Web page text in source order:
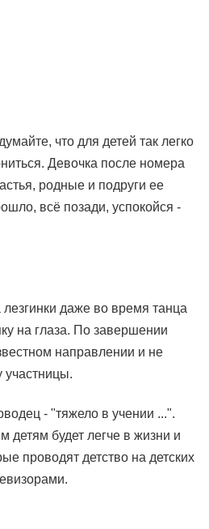
что для детей так легко
Девочка после номера
родные и подруги ее
всё позади, успокойся -
даже во время танца
на глаза. По завершении
направлении и не
участницы.
- "тяжело в учении ...".
детям будет легче в жизни и
проводят детство на детских